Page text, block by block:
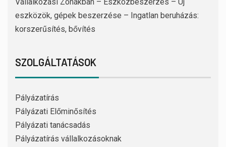
eszközök, gépek beszerzése – Ingatlan beruházás:
korszerűsítés, bővítés
SZOLGÁLTATÁSOK
Pályázatírás
Pályázati Előminősítés
Pályázati tanácsadás
Pályázatírás vállalkozásoknak